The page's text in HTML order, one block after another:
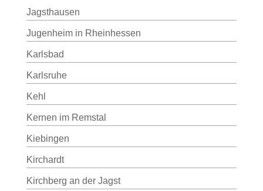
Jagsthausen
Jugenheim in Rheinhessen
Karlsbad
Karlsruhe
Kehl
Kernen im Remstal
Kiebingen
Kirchardt
Kirchberg an der Jagst